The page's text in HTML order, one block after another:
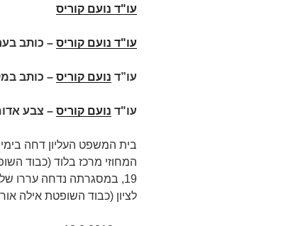
עו"ד נועם קוריס
עו"ד נועם קוריס – כותב
עו”ד נועם קוריס – כותב
עו"ד נועם קוריס – צבע
בית המשפט העליון דחה
19, במסגרתה נדחה עררו
לציון (כבוד השופטת אילה אורן) מיום 10.3.2019 במ"ת